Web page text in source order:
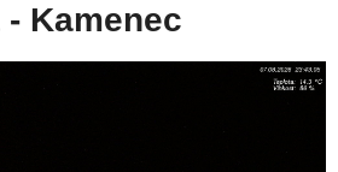
Kamenec